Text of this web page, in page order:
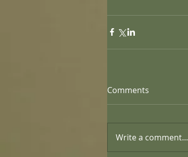
Comments
Write a comment...